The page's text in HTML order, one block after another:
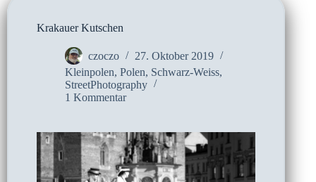
Krakauer Kutschen
czoczo
27. Oktober 2019
Kleinpolen, Polen, Schwarz-Weiss,
StreetPhotography
1 Kommentar